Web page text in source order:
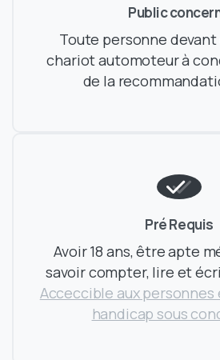
Public
Toute personne
chariot automoteur à
de la
Pré Requis
Avoir 18 ans, être apte
savoir compter, lire et
Acceccible aux
handicap sous